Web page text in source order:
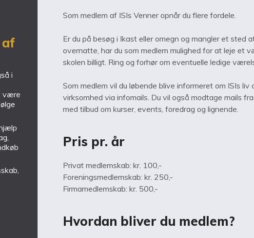
i
være
Som medlem af ISIs Venner opnår du flere fordele.
Er du på besøg i Ikast eller omegn og mangler et sted
overnatte, har du som medlem mulighed for at leje et
skolen billigt. Ring og forhør om eventuelle ledige
Som medlem vil du løbende blive informeret om ISIs liv
virksomhed via infomails. Du vil også modtage mails
med tilbud om kurser, events, foredrag og lignende.
Pris pr. år
Privat medlemskab: kr. 100,-
Foreningsmedlemskab: kr. 250,-
Firmamedlemskab: kr. 500,-
Hvordan bliver du medlem?